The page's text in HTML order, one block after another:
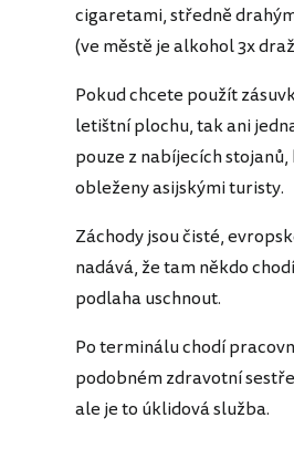
cigaretami, středně
(ve městě je alkohol 3x
Pokud chcete použít
letištní plochu, tak ani
pouze z nabíjecích
obleženy asijskými turisty.
Záchody jsou čisté,
nadává, že tam někdo
podlaha uschnout.
Po terminálu chodí
podobném zdravotní
ale je to úklidová služba.